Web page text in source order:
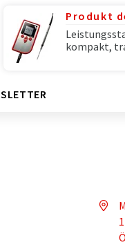
Produkt
kompakt,